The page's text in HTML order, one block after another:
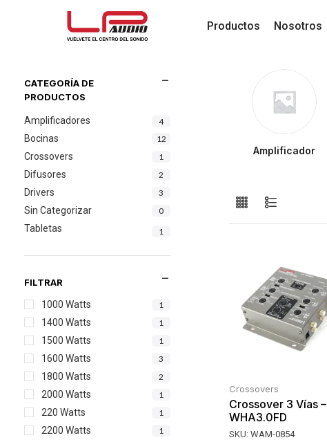
Productos Nosotros
CATEGORÍA DE
PRODUCTOS
Amplificadores 4
Bocinas 12
Crossovers 1
Difusores 2
Drivers 3
Sin Categorizar 0
Tabletas 1
1000 Watts 1
1400 Watts 1
1500 Watts 1
1600 Watts 3
1800 Watts 2
2000 Watts 1
220 Watts 1
2200 Watts 1
Amplificador
Crossovers
Crossover 3 Vías –
WHA3.0FD
SKU:WAM-0854